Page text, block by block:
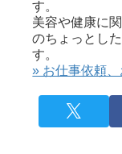
す。
美容や健康に
のちょっとし
す。
» お仕事依頼